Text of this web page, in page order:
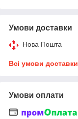
Умови доставки
Нова Пошта
Всі умови доставки
Умови оплати